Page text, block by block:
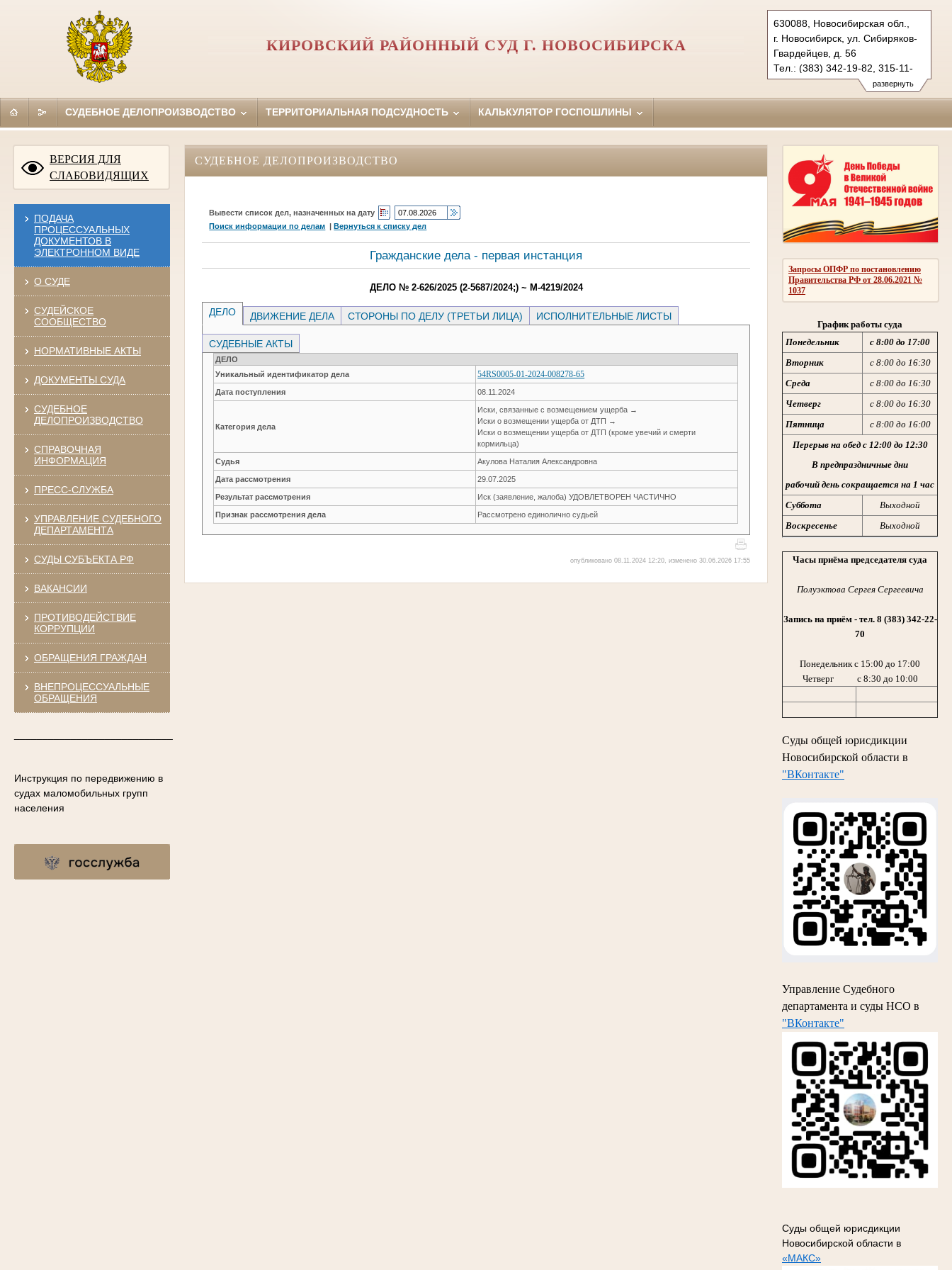
развернуть
630088, Новосибирская обл.,
г. Новосибирск, ул. Сибиряков-
Гвардейцев, д. 56
Тел.: (383) 342-19-82, 315-11-
66 (ф.)
kirovsky.nsk@sudrf.ru
КИРОВСКИЙ РАЙОННЫЙ СУД Г. НОВОСИБИРСКА
СУДЕБНОЕ ДЕЛОПРОИЗВОДСТВО ТЕРРИТОРИАЛЬНАЯ ПОДСУДНОСТЬ КАЛЬКУЛЯТОР ГОСПОШЛИНЫ
ВЕРСИЯ ДЛЯ
СЛАБОВИДЯЩИХ
ПОДАЧА
ПРОЦЕССУАЛЬНЫХ
ДОКУМЕНТОВ В
ЭЛЕКТРОННОМ ВИДЕ
О СУДЕ
СУДЕЙСКОЕ
СООБЩЕСТВО
НОРМАТИВНЫЕ АКТЫ
ДОКУМЕНТЫ СУДА
СУДЕБНОЕ
ДЕЛОПРОИЗВОДСТВО
СПРАВОЧНАЯ
ИНФОРМАЦИЯ
ПРЕСС-СЛУЖБА
УПРАВЛЕНИЕ СУДЕБНОГО
ДЕПАРТАМЕНТА
СУДЫ СУБЪЕКТА РФ
ВАКАНСИИ
ПРОТИВОДЕЙСТВИЕ
КОРРУПЦИИ
ОБРАЩЕНИЯ ГРАЖДАН
ВНЕПРОЦЕССУАЛЬНЫЕ
ОБРАЩЕНИЯ
Инструкция по передвижению в
судах маломобильных групп
населения
Запросы ОПФР по постановлению
Правительства РФ от 28.06.2021 №
1037
График работы суда
Понедельник
с 8:00 до 17:00
Вторник
с 8:00 до 16:30
Среда
с 8:00 до 16:30
Четверг
с 8:00 до 16:30
Пятница
с 8:00 до 16:00
Перерыв на обед с 12:00 до 12:30
В предпраздничные дни
рабочий день сокращается на 1 час
Суббота
Выходной
Воскресенье
Выходной
Часы приёма председателя суда
Полуэктова Сергея Сергеевича
Запись на приём - тел. 8 (383) 342-22-
70
Понедельник с 15:00 до 17:00
Четверг с 8:30 до 10:00
Суды общей юрисдикции
Новосибирской области в
"ВКонтакте"
Управление Судебного
департамента и суды НСО в
"ВКонтакте"
Суды общей юрисдикции
Новосибирской области в
«МАКС»
СУДЕБНОЕ ДЕЛОПРОИЗВОДСТВО
Вывести список дел, назначенных на дату
Поиск информации по делам |Вернуться к списку дел
Гражданские дела - первая инстанция
ДЕЛО № 2-626/2025 (2-5687/2024;) ~ М-4219/2024
ДЕЛО ДВИЖЕНИЕ ДЕЛА СТОРОНЫ ПО ДЕЛУ (ТРЕТЬИ ЛИЦА) ИСПОЛНИТЕЛЬНЫЕ ЛИСТЫ
СУДЕБНЫЕ АКТЫ
ДЕЛО
Уникальный идентификатор дела
54RS0005-01-2024-008278-65
Дата поступления 08.11.2024
Категория дела
Иски, связанные с возмещением ущерба →
Иски о возмещении ущерба от ДТП →
Иски о возмещении ущерба от ДТП (кроме увечий и смерти
кормильца)
Судья Акулова Наталия Александровна
Дата рассмотрения 29.07.2025
Результат рассмотрения Иск (заявление, жалоба) УДОВЛЕТВОРЕН ЧАСТИЧНО
Признак рассмотрения дела Рассмотрено единолично судьей
опубликовано 08.11.2024 12:20, изменено 30.06.2026 17:55